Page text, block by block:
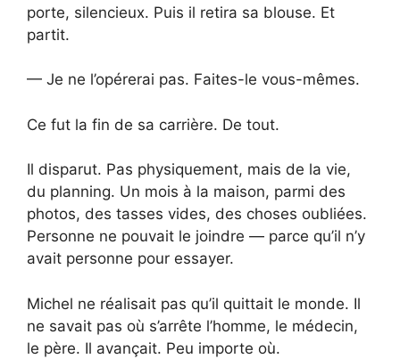
porte, silencieux. Puis il retira sa blouse. Et
partit.
— Je ne l’opérerai pas. Faites-le vous-mêmes.
Ce fut la fin de sa carrière. De tout.
Il disparut. Pas physiquement, mais de la vie,
du planning. Un mois à la maison, parmi des
photos, des tasses vides, des choses oubliées.
Personne ne pouvait le joindre — parce qu’il n’y
avait personne pour essayer.
Michel ne réalisait pas qu’il quittait le monde. Il
ne savait pas où s’arrête l’homme, le médecin,
le père. Il avançait. Peu importe où.